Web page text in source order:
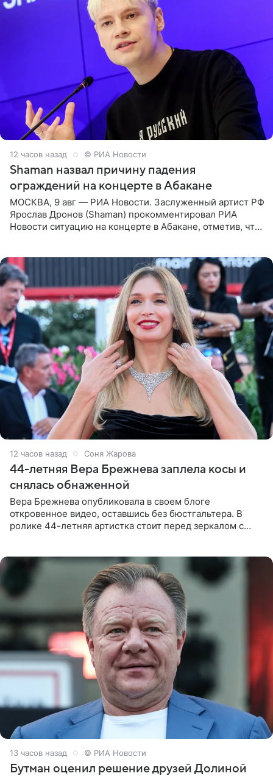
12 часов назад © РИА Новости
Shaman назвал причину падения
ограждений на концерте в Абакане
МОСКВА, 9 авг — РИА Новости. Заслуженный артист РФ
Ярослав Дронов (Shaman) прокомментировал РИА
Новости ситуацию на концерте в Абакане, отметив, что
12 часов назад Соня Жарова
44-летняя Вера Брежнева заплела косы и
снялась обнаженной
Вера Брежнева опубликовала в своем блоге
откровенное видео, оставшись без бюстгальтера. В
ролике 44-летняя артистка стоит перед зеркалом с
13 часов назад © РИА Новости
Бутман оценил решение друзей Долиной